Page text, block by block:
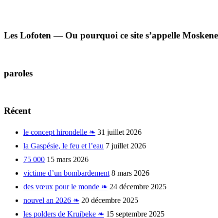
Les Lofoten — Ou pourquoi ce site s’appelle
paroles
Récent
le concept hirondelle ❧ 31 juillet 2026
la Gaspésie, le feu et l’eau 7 juillet 2026
75 000 15 mars 2026
victime d’un bombardement 8 mars 2026
des vœux pour le monde ❧ 24 décembre 2025
nouvel an 2026 ❧ 20 décembre 2025
les polders de Kruibeke ❧ 15 septembre 2025